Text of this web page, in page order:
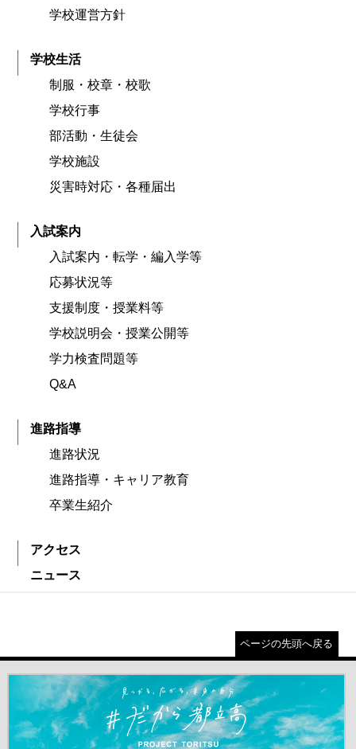
学校運営方針
学校生活
制服・校章・校歌
学校行事
部活動・生徒会
学校施設
災害時対応・各種届出
入試案内
入試案内・転学・編入学等
応募状況等
支援制度・授業料等
学校説明会・授業公開等
学力検査問題等
Q&A
進路指導
進路状況
進路指導・キャリア教育
卒業生紹介
アクセス
ニュース
ページの先頭へ戻る
＃だから都立高（別ウインドウが開きます）